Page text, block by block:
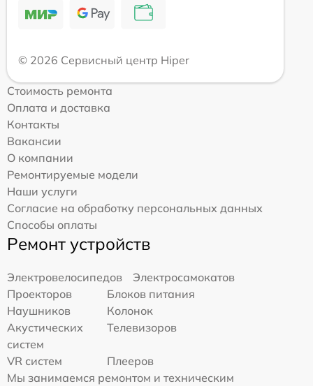
© 2026 Сервисный центр Hiper
Стоимость ремонта
Оплата и доставка
Контакты
Вакансии
О компании
Ремонтируемые модели
Наши услуги
Согласие на обработку персональных данных
Способы оплаты
Ремонт устройств
Электровелосипедов
Электросамокатов
Проекторов
Блоков питания
Наушников
Колонок
Акустических
систем
Телевизоров
VR систем
Плееров
Мы занимаемся ремонтом и техническим